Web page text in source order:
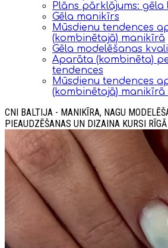
Plāns pārklājums: gēla
Gēla manikīrs
Mūsdienu tendences
(kombinētajā) manikīrā
Gēla modelēšanas
Aparāta (kombinēta)
tendences
Mūsdienu tendences
(kombinētajā)
CNI BALTIJA - MANIKĪRA, NAGU
PIEAUDZĒŠANAS UN DIZAINA KURSI RĪGĀ